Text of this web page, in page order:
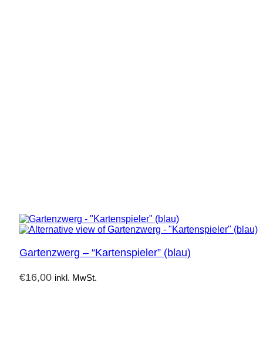
Gartenzwerg – “Kartenspieler” (blau)
€16,00 inkl. MwSt.